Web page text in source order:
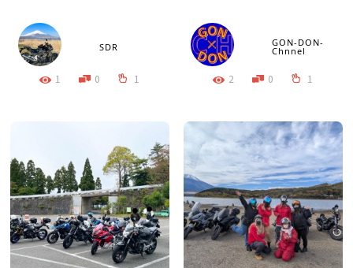
SDR
1 0 1
GON-DON-
Chnnel
2 0 1